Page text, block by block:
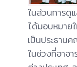
ในส่วนการดู
ได้มอบหมาย
เป็นประธาน
ในช่วงที่อาจ